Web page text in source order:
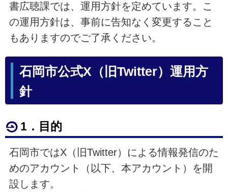
書広聴課では、運用方針を定めています。こ
の運用方針は、事前に告知なく変更すること
もありますのでご了承ください。
石岡市公式X（旧Twitter）運用方
針
1．目的
石岡市ではX（旧Twitter） による情報発信のた
めのアカウント（以下、本アカウント）を開
設します。